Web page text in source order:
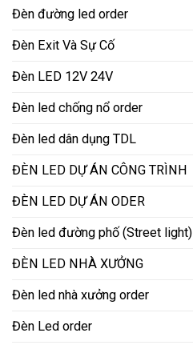
Đèn đường led order
Đèn Exit Và Sự Cố
Đèn LED 12V 24V
Đèn led chống nổ order
Đèn led dân dụng TDL
ĐÈN LED DỰ ÁN CÔNG TRÌNH
ĐÈN LED DỰ ÁN ODER
Đèn led đường phố (Street light)
ĐÈN LED NHÀ XƯỞNG
Đèn led nhà xưởng order
Đèn Led order